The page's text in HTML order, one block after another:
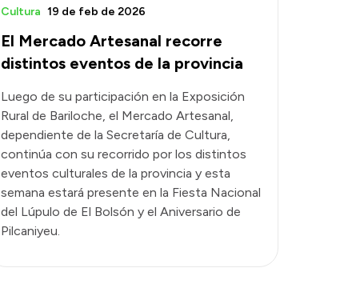
El Mercado Artesanal recorre
distintos eventos de la provincia
Cultura 19 de feb de 2026
Luego de su participación en la Exposición
Rural de Bariloche, el Mercado Artesanal,
dependiente de la Secretaría de Cultura,
continúa con su recorrido por los distintos
eventos culturales de la provincia y esta
semana estará presente en la Fiesta Nacional
del Lúpulo de El Bolsón y el Aniversario de
Pilcaniyeu.